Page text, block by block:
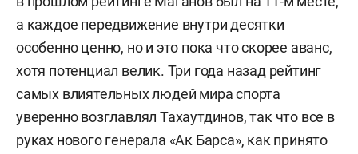
а каждое передвижение внутри десятки
особенно ценно, но и это пока что скорее аванс,
хотя потенциал велик. Три года назад рейтинг
самых влиятельных людей мира спорта
уверенно возглавлял Тахаутдинов, так что все в
руках нового генерала «Ак Барса», как принято